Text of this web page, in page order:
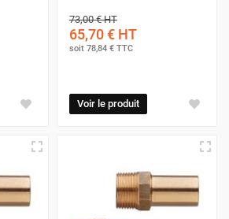
73,00 €HT
65,70 € HT
soit 78,84 € TTC
Voir le produit